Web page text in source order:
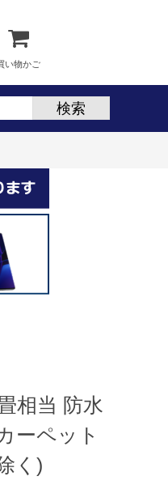
い物かご
相当 防水
ーペット
く)